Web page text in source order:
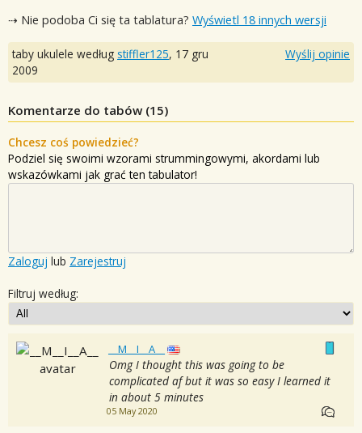
⇢ Nie podoba Ci się ta tablatura? Wyświetl 18 innych wersji
taby ukulele według stiffler125, 17 gru
2009
Wyślij opinie
Komentarze do tabów (15)
Chcesz coś powiedzieć?
Podziel się swoimi wzorami strummingowymi, akordami lub
wskazówkami jak grać ten tabulator!
Zaloguj lub Zarejestruj
Filtruj według:
__M__I__A__
Omg I thought this was going to be
complicated af but it was so easy I learned it
in about 5 minutes
05 May 2020